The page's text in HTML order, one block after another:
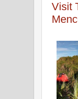
Visit